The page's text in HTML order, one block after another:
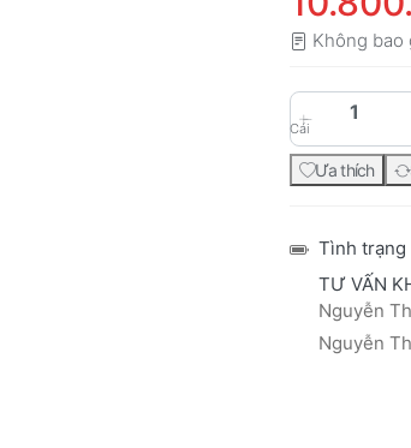
Không bao
Cái
Ưa thích
Tình trạng
TƯ VẤN
Nguyễn
Nguyễn